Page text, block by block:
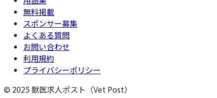
無料掲載
スポンサー募集
よくある質問
お問い合わせ
利用規約
プライバシーポリシー
© 2025 獣医求人ポスト（Vet Post）